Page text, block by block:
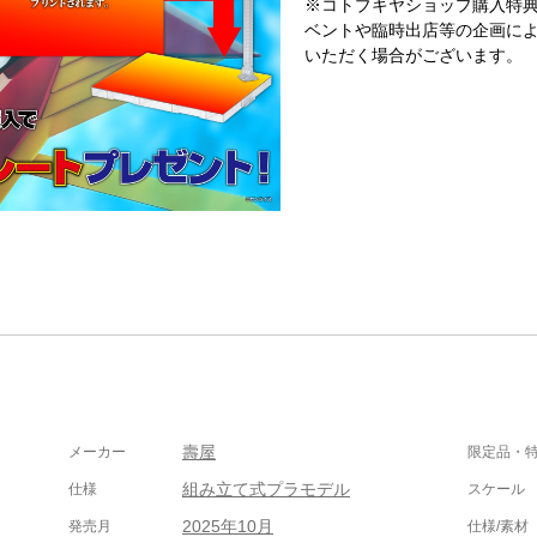
※コトブキヤショップ購入特
ベントや臨時出店等の企画に
いただく場合がございます。
メーカー 壽屋 限定品・
仕様 組み立て式プラモデル スケール
発売月 2025年10月 仕様/素材